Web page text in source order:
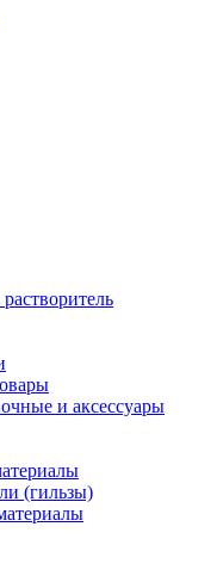
и аксессуары
(гильзы)